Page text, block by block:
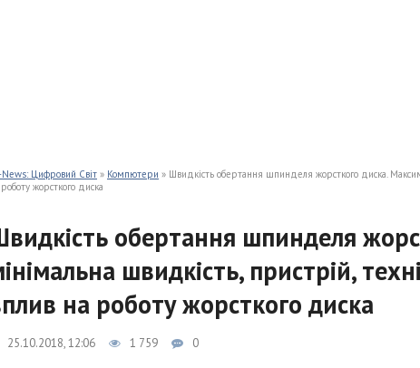
Цифровий Світ » Компютери » Швидкість обертання шпинделя жорсткого диска.
жорсткого диска
обертання шпинделя
швидкість, пристрій,
на роботу жорсткого диска
25.10.2018, 12:06 1 759 0